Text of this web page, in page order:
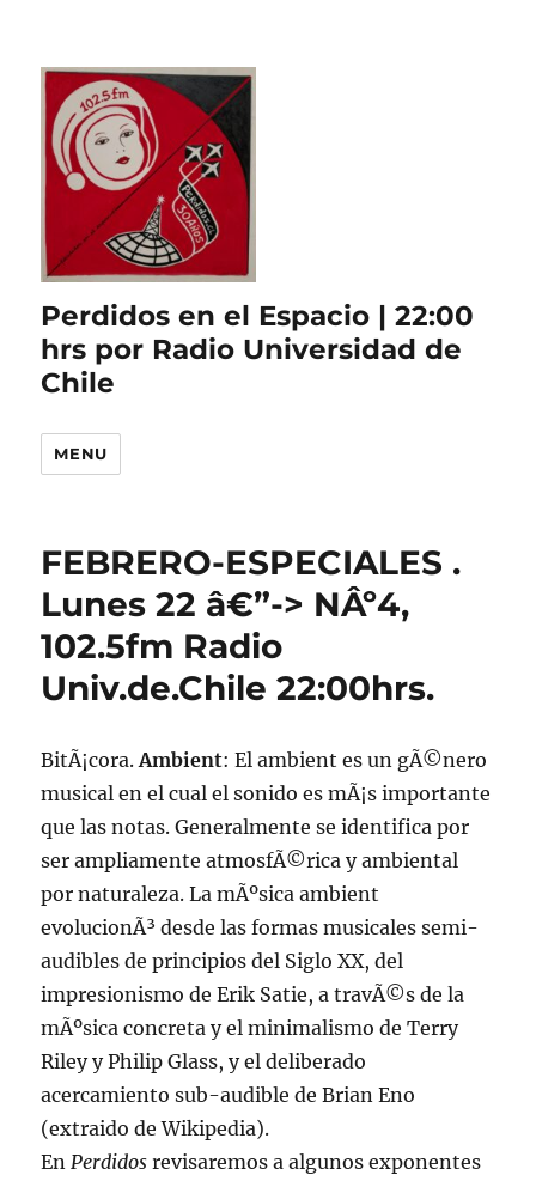
Perdidos en el Espacio | 22:00
hrs por Radio Universidad de
Chile
MENU
FEBRERO-ESPECIALES .
Lunes 22 â€”-> NÂº4,
102.5fm Radio
Univ.de.Chile 22:00hrs.
BitÃ¡cora.Ambient: El ambient es un gÃ©nero
musical en el cual el sonido es mÃ¡s importante
que las notas. Generalmente se identifica por
ser ampliamente atmosfÃ©rica y ambiental
por naturaleza. La mÃºsica ambient
evolucionÃ³ desde las formas musicales semi-
audibles de principios del Siglo XX, del
impresionismo de Erik Satie, a travÃ©s de la
mÃºsica concreta y el minimalismo de Terry
Riley y Philip Glass, y el deliberado
acercamiento sub-audible de Brian Eno
(extraido de Wikipedia).
EnPerdidosrevisaremos a algunos exponentes